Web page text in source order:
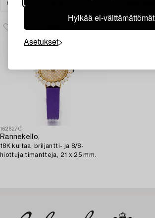
Hylkää ei-välttämättömät
Asetukset
KELLOT
1626270
Rannekello,
18K kultaa, briljantti- ja 8/8-
hiottuja timantteja, 21 x 25 mm.